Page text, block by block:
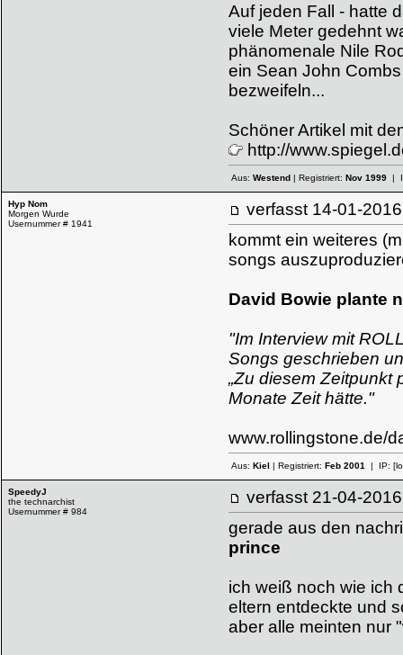
Auf jeden Fall - hatte
viele Meter gedehnt
phänomenale Nile
ein Sean John
bezweifeln...
Schöner Artikel mit
http://
Aus: Westend | Registriert: Nov 1999 |
Hyp Nom
Morgen Wurde
Usernummer # 1941
verfasst 14-01-
kommt ein weiteres
songs
David Bowie plante
"Im Interview mit
Songs geschrieben
„Zu diesem Zeitpunkt
Monate Zeit hätte."
www.rollingstone.de/
Aus: Kiel | Registriert: Feb 2001 | IP:
SpeedyJ
the technarchist
Usernummer # 984
verfasst 21-04-
gerade aus den
prince
ich weiß noch wie ich
eltern entdeckte und
aber alle meinten nur